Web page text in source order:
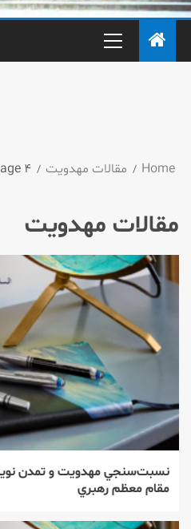
Home مقالات مهدویت 4
مقالات مهدویت
نسبت‌‌سنجي مهدويت و تمدن
مقام معظم رهبري